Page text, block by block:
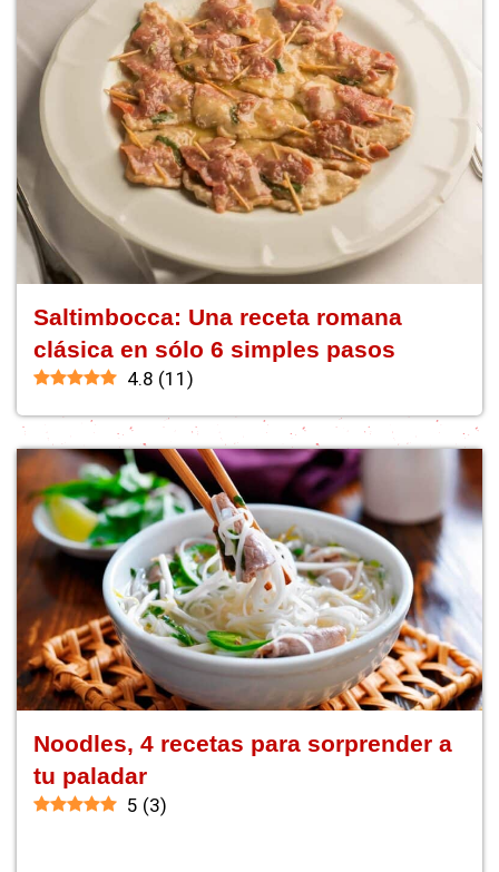
Saltimbocca: Una receta romana
clásica en sólo 6 simples pasos
4.8 (11 )
Noodles, 4 recetas para sorprender a
tu paladar
5 (3)